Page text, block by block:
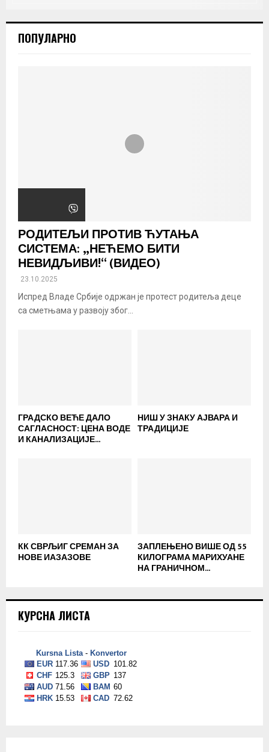
ПОПУЛАРНО
РОДИТЕЉИ ПРОТИВ ЋУТАЊА
СИСТЕМА: „НЕЋЕМО БИТИ
НЕВИДЉИВИ!“ (ВИДЕО)
23.10.2025
Испред Владе Србије одржан је протест родитеља деце
са сметњама у развоју због...
ГРАДСКО ВЕЋЕ ДАЛО
САГЛАСНОСТ: ЦЕНА ВОДЕ
И КАНАЛИЗАЦИЈЕ...
НИШ У ЗНАКУ АЈВАРА И
ТРАДИЦИЈЕ
КК СВРЉИГ СРЕМАН ЗА
НОВЕ ИАЗАЗОВЕ
ЗАПЛЕЊЕНО ВИШЕ ОД 55
КИЛОГРАМА МАРИХУАНЕ
НА ГРАНИЧНОМ...
КУРСНА ЛИСТА